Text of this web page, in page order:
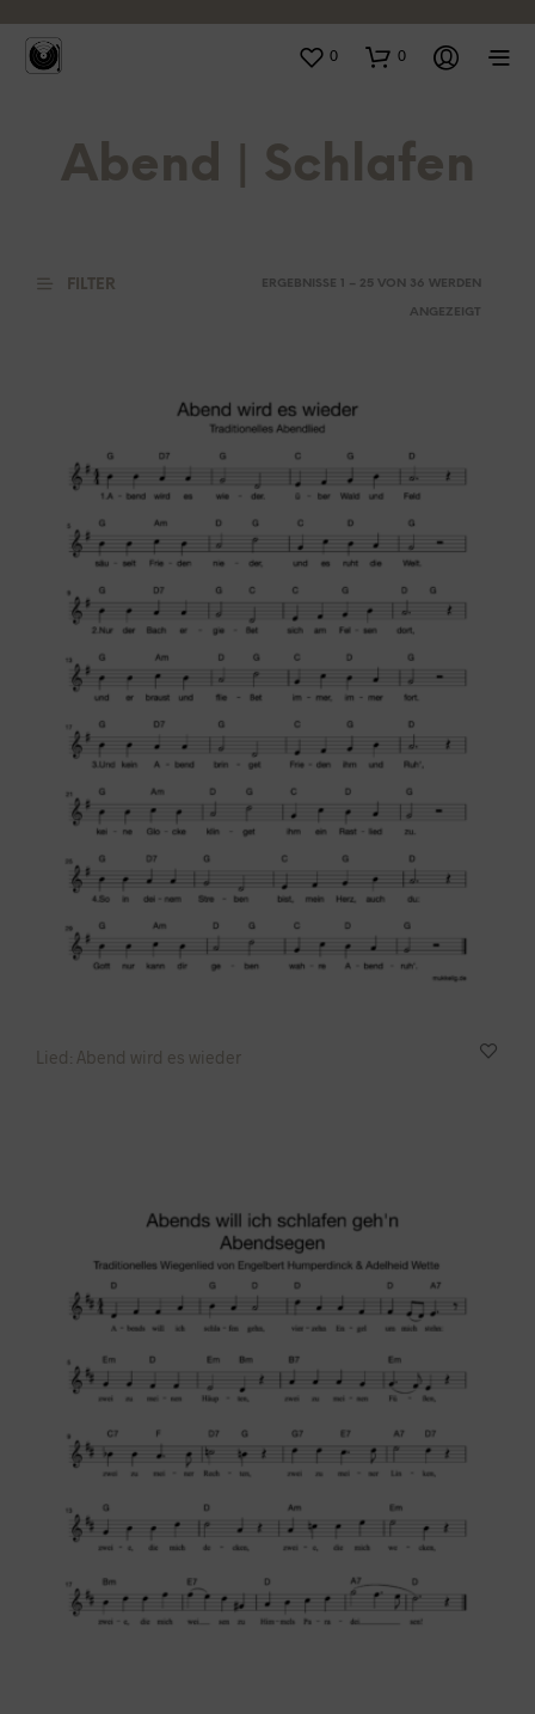
0 0
Abend | Schlafen
FILTER ERGEBNISSE 1 – 25 VON 36 WERDEN
ANGEZEIGT
Lied: Abend wird es wieder